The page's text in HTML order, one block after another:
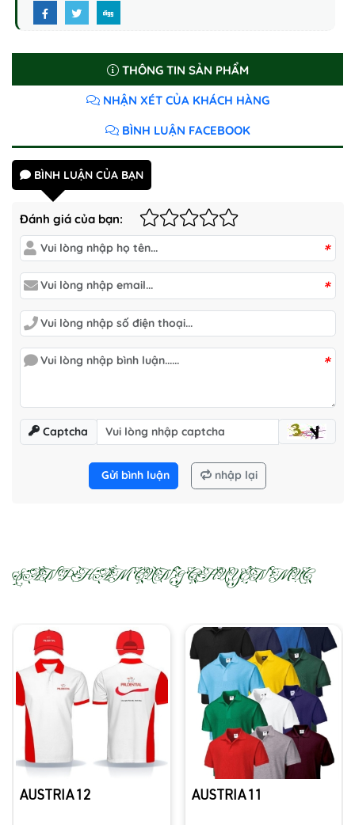
THÔNG TIN SẢN PHẨM
NHẬN XÉT CỦA KHÁCH HÀNG
BÌNH LUẬN FACEBOOK
BÌNH LUẬN CỦA BẠN
Đánh giá của bạn:
*
*
*
Captcha
Gửi bình luận nhập lại
SẢN PHẨM CÙNG CHUYÊN MỤC
AUSTRIA 12 AUSTRIA 11